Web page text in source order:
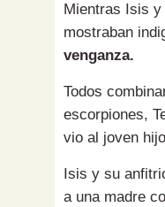
Mientras Isis
mostraban
venganza.
Todos
escorpiones,
vio al joven
Isis y su
a una madre